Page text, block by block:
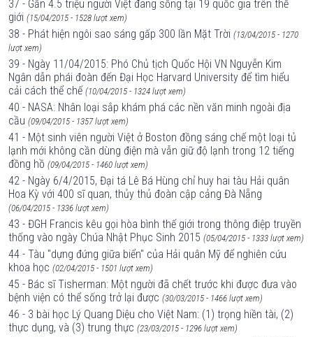
37 - Gần 4.5 triệu người Việt đang sống tại 19 quốc gia trên thế
giới (15/04/2015 - 1528 lượt xem)
38 - Phát hiện ngôi sao sáng gấp 300 lần Mặt Trời (13/04/2015 - 1270
lượt xem)
39 - Ngày 11/04/2015: Phó Chủ tịch Quốc Hội VN Nguyễn Kim
Ngân dẫn phái đoàn đến Đại Học Harvard University để tìm hiểu
cải cách thể chế (10/04/2015 - 1324 lượt xem)
40 - NASA: Nhân loại sắp khám phá các nền văn minh ngoài địa
cầu (09/04/2015 - 1357 lượt xem)
41 - Một sinh viên người Việt ở Boston đồng sáng chế một loại tủ
lạnh mới không cần dùng điện mà vẫn giữ độ lạnh trong 12 tiếng
đồng hồ (09/04/2015 - 1460 lượt xem)
42 - Ngày 6/4/2015, Đại tá Lê Bá Hùng chỉ huy hai tàu Hải quân
Hoa Kỳ với 400 sĩ quan, thủy thủ đoàn cập cảng Đà Nẵng
(06/04/2015 - 1336 lượt xem)
43 - ĐGH Francis kêu gọi hòa bình thế giới trong thông điệp truyền
thống vào ngày Chúa Nhật Phục Sinh 2015 (05/04/2015 - 1333 lượt xem)
44 - Tàu "dựng đứng giữa biển" của Hải quân Mỹ để nghiên cứu
khoa học (02/04/2015 - 1501 lượt xem)
45 - Bác sĩ Tisherman: Một người đã chết trước khi được đưa vào
bệnh viện có thể sống trở lại được (30/03/2015 - 1466 lượt xem)
46 - 3 bài học Lý Quang Diệu cho Việt Nam: (1) trọng hiền tài, (2)
thực dụng, và (3) trung thực (23/03/2015 - 1296 lượt xem)